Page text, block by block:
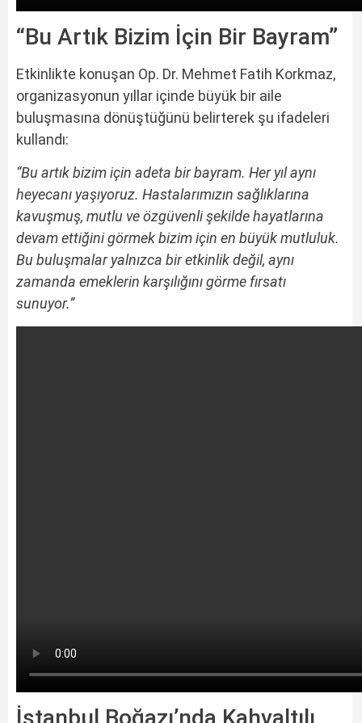
“Bu Artık Bizim İçin Bir Bayram”
Etkinlikte konuşan Op. Dr. Mehmet Fatih Korkmaz,
organizasyonun yıllar içinde büyük bir aile
buluşmasına dönüştüğünü belirterek şu ifadeleri
kullandı:
“Bu artık bizim için adeta bir bayram. Her yıl aynı
heyecanı yaşıyoruz. Hastalarımızın sağlıklarına
kavuşmuş, mutlu ve özgüvenli şekilde hayatlarına
devam ettiğini görmek bizim için en büyük mutluluk.
Bu buluşmalar yalnızca bir etkinlik değil, aynı
zamanda emeklerin karşılığını görme fırsatı
sunuyor.”
İstanbul Boğazı’nda Kahvaltılı